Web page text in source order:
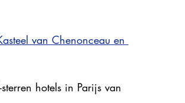
van Chenonceau en
hotels in Parijs van